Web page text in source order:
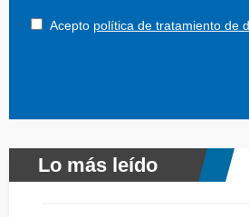
Acepto política de tratamiento de
Lo más leído